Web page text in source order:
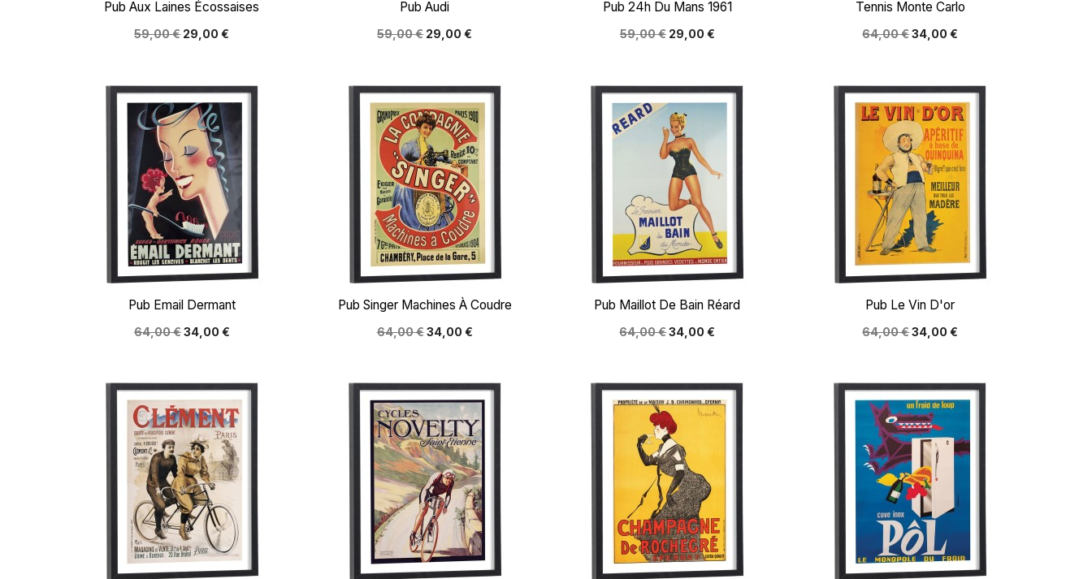
Aperçu rapide
Pub Aux Laines Écossaises
59,00 € 29,00 €
Aperçu rapide
Pub Audi
59,00 € 29,00 €
Aperçu rapide
Pub 24h Du Mans 1961
59,00 € 29,00 €
Aperçu rapide
Tennis Monte Carlo
64,00 €34,00 €
Aperçu rapide
Pub Email Dermant
64,00 €34,00 €
Aperçu rapide
Pub Singer Machines À Coudre
64,00 €34,00 €
Aperçu rapide
Pub Maillot De Bain Réard
64,00 €34,00 €
Aperçu rapide
Pub Le Vin D'or
64,00 €34,00 €